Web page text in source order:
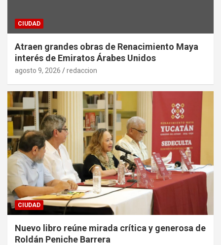
CIUDAD
Atraen grandes obras de Renacimiento Maya
interés de Emiratos Árabes Unidos
agosto 9, 2026 redaccion
CIUDAD
Nuevo libro reúne mirada crítica y generosa de
Roldán Peniche Barrera